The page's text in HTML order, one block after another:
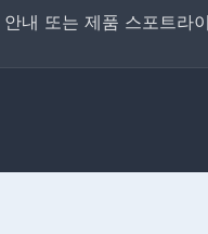
내 또는 제품 스포트라